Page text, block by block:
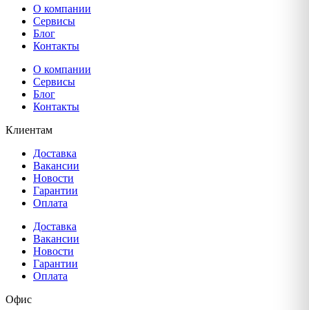
О компании
Сервисы
Блог
Контакты
О компании
Сервисы
Блог
Контакты
Клиентам
Доставка
Вакансии
Новости
Гарантии
Оплата
Доставка
Вакансии
Новости
Гарантии
Оплата
Офис